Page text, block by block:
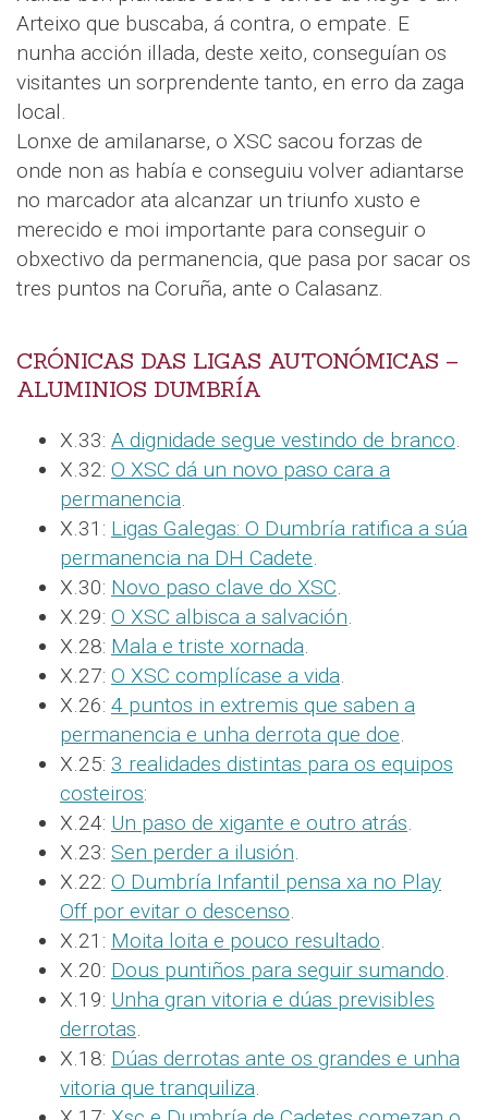
Arteixo que buscaba, á contra, o empate. E
nunha acción illada, deste xeito, conseguían os
visitantes un sorprendente tanto, en erro da zaga
local.
Lonxe de amilanarse, o XSC sacou forzas de
onde non as había e conseguiu volver adiantarse
no marcador ata alcanzar un triunfo xusto e
merecido e moi importante para conseguir o
obxectivo da permanencia, que pasa por sacar os
tres puntos na Coruña, ante o Calasanz.
CRÓNICAS DAS LIGAS AUTONÓMICAS –
ALUMINIOS DUMBRÍA
X.33: A dignidade segue vestindo de branco
X.32: O XSC dá un novo paso cara a
permanencia
X.31: Ligas Galegas: O Dumbría ratifica a súa
permanencia na DH Cadete
X.30: Novo paso clave do XSC
X.29: O XSC albisca a salvación
X.28: Mala e triste xornada
X.27: O XSC complícase a vida
X.26: 4 puntos in extremis que saben a
permanencia e unha derrota que doe
X.25: 3 realidades distintas para os equipos
costeiros:
X.24: Un paso de xigante e outro atrás
X.23: Sen perder a ilusión
X.22: O Dumbría Infantil pensa xa no Play
Off por evitar o descenso
X.21: Moita loita e pouco resultado
X.20: Dous puntiños para seguir sumando
X.19: Unha gran vitoria e dúas previsibles
derrotas
X.18: Dúas derrotas ante os grandes e unha
vitoria que tranquiliza